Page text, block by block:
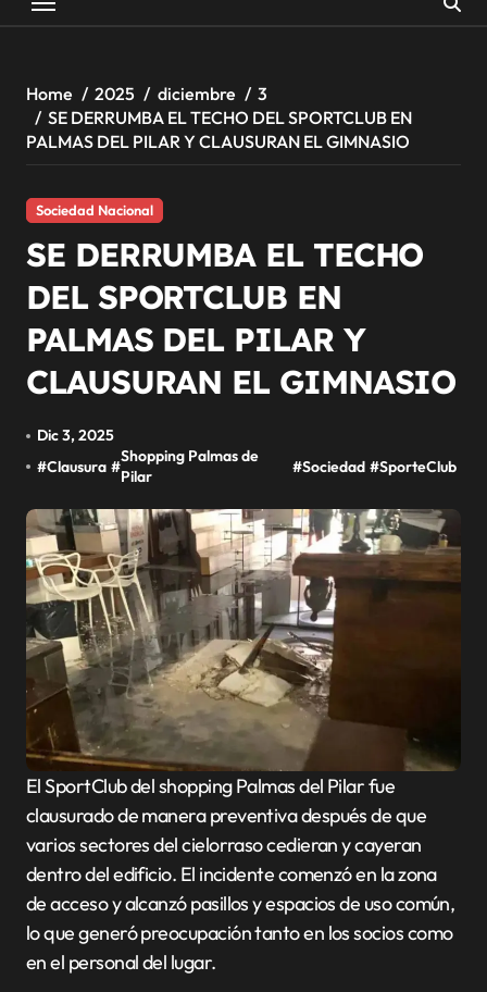
Home 2025 diciembre
3
SE DERRUMBA EL TECHO DEL SPORTCLUB EN
PALMAS DEL PILAR Y CLAUSURAN EL GIMNASIO
Sociedad Nacional
SE DERRUMBA EL TECHO
DEL SPORTCLUB EN
PALMAS DEL PILAR Y
CLAUSURAN EL GIMNASIO
Dic 3, 2025
#Clausura #
Shopping Palmas de
Pilar
#Sociedad #SporteClub
El SportClub del shopping Palmas del Pilar fue
clausurado de manera preventiva después de que
varios sectores del cielorraso cedieran y cayeran
dentro del edificio. El incidente comenzó en la zona
de acceso y alcanzó pasillos y espacios de uso común,
lo que generó preocupación tanto en los socios como
en el personal del lugar.